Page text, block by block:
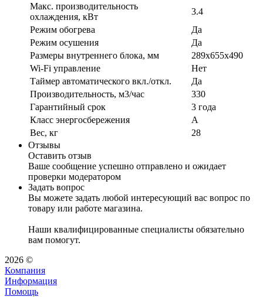
Макс. производительность
охлаждения, кВт
3.4
Режим обогрева
Да
Режим осушения
Да
Размеры внутреннего блока, мм
289x655x490
Wi-Fi управление
Нет
Таймер автоматического вкл./откл.
Да
Производительность, м3/час
330
Гарантийный срок
3 года
Класс энергосбережения
А
Вес, кг
28
Отзывы
Оставить отзыв
Ваше сообщение успешно отправлено и ожидает
проверки модератором
Задать вопрос
Вы можете задать любой интересующий вас вопрос по
товару или работе магазина.
Наши квалифицированные специалисты обязательно
вам помогут.
2026 ©
Компания
Информация
Помощь